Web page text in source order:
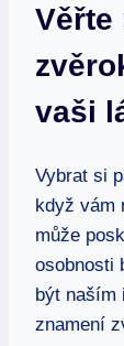
Věřte
vaši
Vybrat si
když vám
⁤může
‍osobnosti
‌být naším⁤
znamení